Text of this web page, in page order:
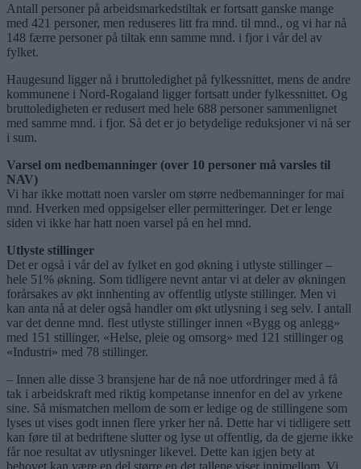
Antall personer på arbeidsmarkedstiltak er fortsatt ganske mange
med 421 personer, men reduseres litt fra mnd. til mnd., og vi har nå
148 færre personer på tiltak enn samme mnd. i fjor i vår del av
fylket.
Haugesund ligger nå i bruttoledighet på fylkessnittet, mens de andre
kommunene i Nord-Rogaland ligger fortsatt under fylkessnittet. Og
bruttoledigheten er redusert med hele 688 personer sammenlignet
med samme mnd. i fjor. Så det er jo betydelige reduksjoner vi nå ser
i sum.
Varsel om nedbemanninger (over 10 personer må varsles til
NAV)
Vi har ikke mottatt noen varsler om større nedbemanninger for mai
mnd. Hverken med oppsigelser eller permitteringer. Det er lenge
siden vi ikke har hatt noen varsel på en hel mnd.
Utlyste stillinger
Det er også i vår del av fylket en god økning i utlyste stillinger –
hele 51% økning. Som tidligere nevnt antar vi at deler av økningen
forårsakes av økt innhenting av offentlig utlyste stillinger. Men vi
kan anta nå at deler også handler om økt utlysning i seg selv. I antall
var det denne mnd. flest utlyste stillinger innen «Bygg og anlegg»
med 151 stillinger, «Helse, pleie og omsorg» med 121 stillinger og
«Industri» med 78 stillinger.
– Innen alle disse 3 bransjene har de nå noe utfordringer med å få
tak i arbeidskraft med riktig kompetanse innenfor en del av yrkene
sine. Så mismatchen mellom de som er ledige og de stillingene som
lyses ut vises godt innen flere yrker her nå. Dette har vi tidligere sett
kan føre til at bedriftene slutter og lyse ut offentlig, da de gjerne ikke
får noe resultat av utlysninger likevel. Dette kan igjen bety at
behovet kan være en del større en det tallene viser innimellom. Vi